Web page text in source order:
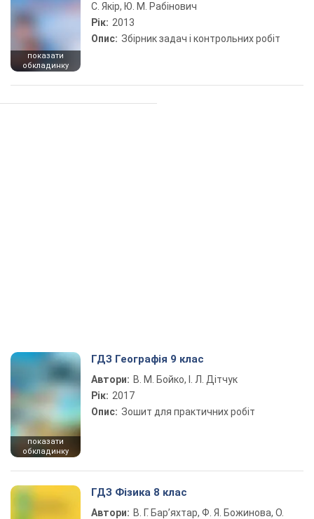
показати
обкладинку
С. Якір, Ю. М. Рабінович
Рік: 2013
Опис: Збірник задач і контрольних робіт
показати
обкладинку
ГДЗ Географія 9 клас
Автори: В. М. Бойко, І. Л. Дітчук
Рік: 2017
Опис: Зошит для практичних робіт
ГДЗ Фізика 8 клас
Автори: В. Г. Бар’яхтар, Ф. Я. Божинова, О.